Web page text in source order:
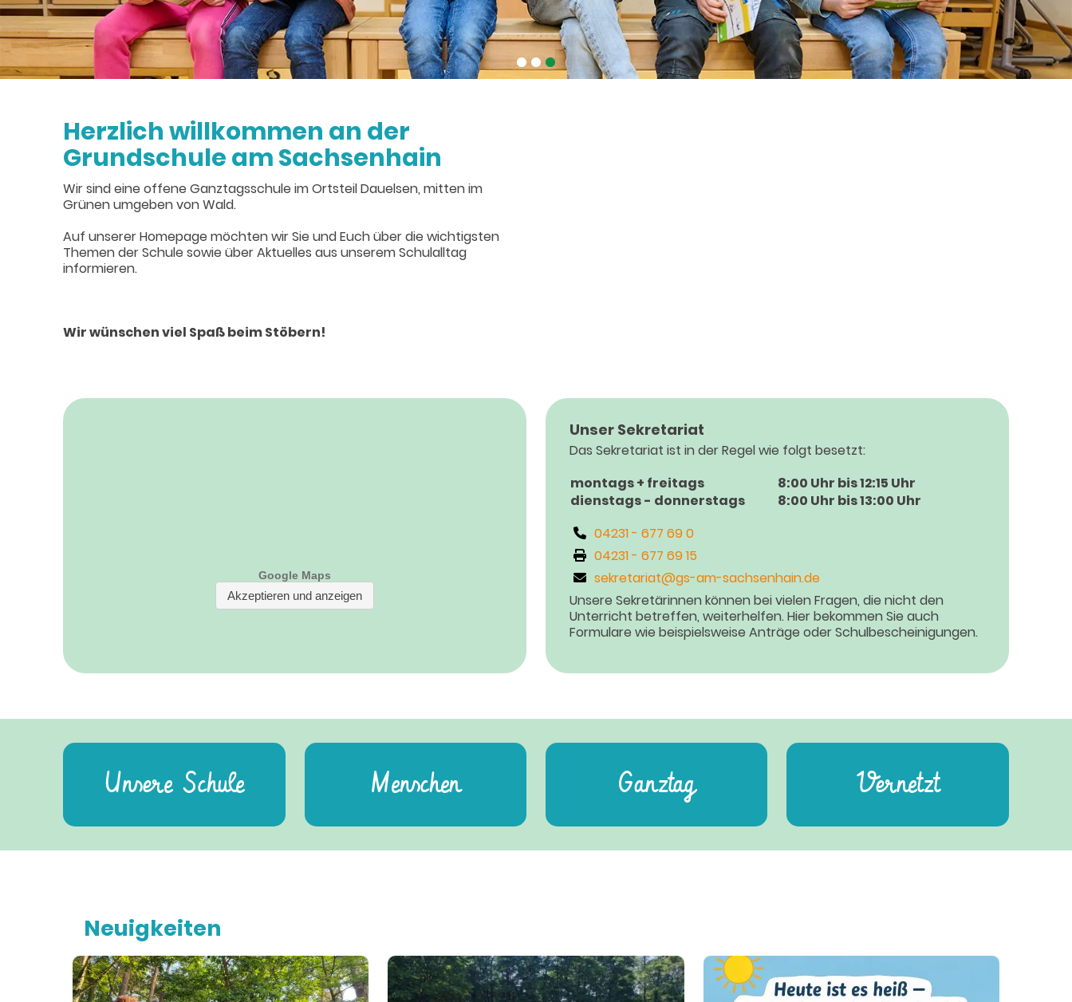
•••
Herzlich willkommen an der
Grundschule am Sachsenhain
Wir sind eine offene Ganztagsschule im Ortsteil Dauelsen, mitten im
Grünen umgeben von Wald.
Auf unserer Homepage möchten wir Sie und Euch über die wichtigsten
Themen der Schule sowie über Aktuelles aus unserem Schulalltag
informieren.
Wir wünschen viel Spaß beim Stöbern!
Unser Sekretariat
Das Sekretariat ist in der Regel wie folgt besetzt:
montags + freitags
8:00 Uhr bis 12:15 Uhr
dienstags - donnerstags
8:00 Uhr bis 13:00 Uhr
04231 - 677 69 0
04231 - 677 69 15
sekretariat@gs-am-sachsenhain.de
Unsere Sekretärinnen können bei vielen Fragen, die nicht den
Unterricht betreffen, weiterhelfen. Hier bekommen Sie auch
Formulare wie beispielsweise Anträge oder Schulbescheinigungen.
Unsere Schule Menschen Ganztag Vernetzt
Neuigkeiten